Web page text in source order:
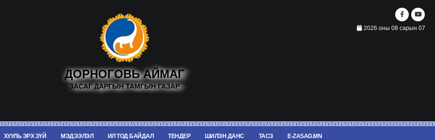
2026 оны 08 сарын 07
ДОРНОГОВЬ АЙМАГ
ЗАСАГ ДАРГЫН ТАМГЫН ГАЗАР
ХУУЛЬ ЭРХ ЗҮЙ МЭДЭЭЛЭЛ ИЛ ТОД БАЙДАЛ ТЕНДЕР ШИЛЭН ДАНС ТАСЗ E-ZASAG.MN